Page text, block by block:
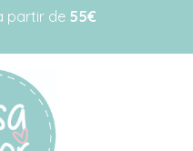
partir de 55€